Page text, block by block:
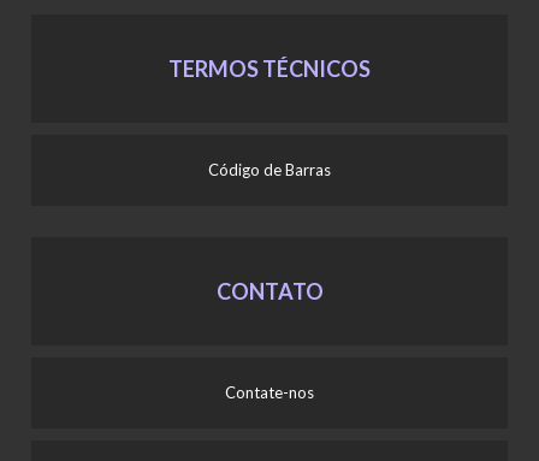
TERMOS TÉCNICOS
Código de Barras
CONTATO
Contate-nos